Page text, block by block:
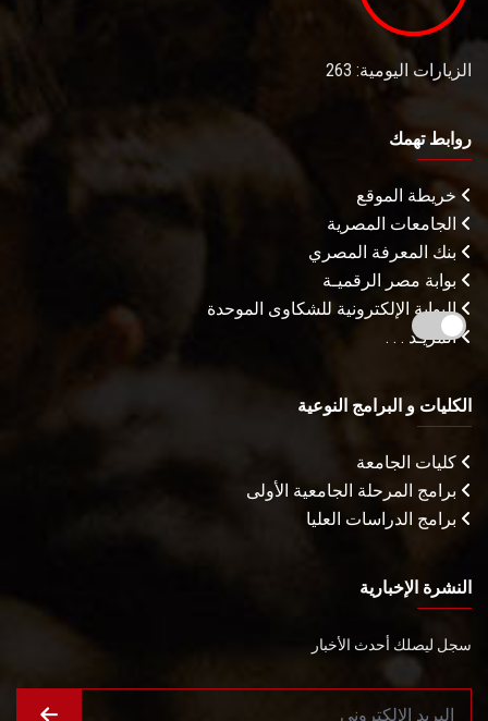
الزيارات اليومية: 263
روابط تهمك
خريطة الموقع
الجامعات المصرية
بنك المعرفة المصري
بوابة مصر الرقميـة
البوابة الإلكترونية للشكاوى الموحدة
المزيـد . . .
الكليات و البرامج النوعية
كليات الجامعة
برامج المرحلة الجامعية الأولى
برامج الدراسات العليا
النشرة الإخبارية
سجل ليصلك أحدث الأخبار